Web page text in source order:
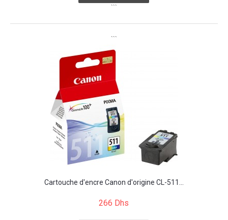
```
```
Cartouche d'encre Canon d'origine CL-511...
266 Dhs